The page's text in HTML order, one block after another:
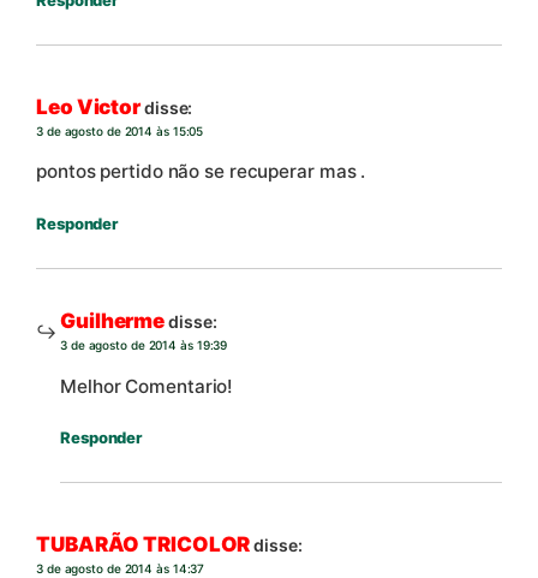
Leo Victordisse:
3 de agosto de 2014 às 15:05
pontos pertido não se recuperar mas .
Responder
Guilhermedisse:
3 de agosto de 2014 às 19:39
Melhor Comentario!
Responder
TUBARÃO TRICOLORdisse:
3 de agosto de 2014 às 14:37